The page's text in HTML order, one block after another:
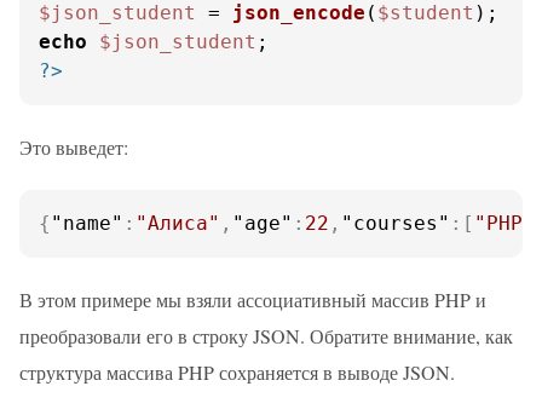
$json_student = json_encode ( $student
echo
$json_student
?>
Это выведет:
{ "name" : "Алиса" , "age" : 22 , "courses" : [ "PHP"
В этом примере мы взяли ассоциативный массив PHP и
преобразовали его в строку JSON. Обратите внимание, как
структура массива PHP сохраняется в выводе JSON.